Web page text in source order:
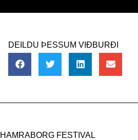
DEILDU ÞESSUM VIÐBURÐI
HAMRABORG FESTIVAL